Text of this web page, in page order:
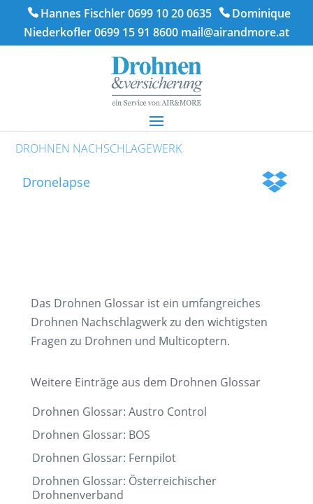
Hannes Fischler 0699 10 20 0635
Dominique
Niederkofler 0699 15 91 8600 mail@airandmore.at
DROHNEN NACHSCHLAGEWERK
Dronelapse
Das Drohnen Glossar ist ein umfangreiches
Drohnen Nachschlagwerk zu den wichtigsten
Fragen zu Drohnen und Multicoptern.
Weitere Einträge aus dem Drohnen Glossar
Drohnen Glossar: Austro Control
Drohnen Glossar: BOS
Drohnen Glossar: Fernpilot
Drohnen Glossar: Österreichischer
Drohnenverband